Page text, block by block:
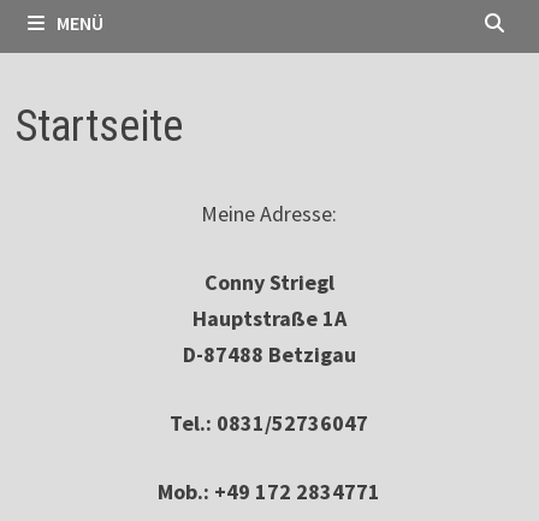
MENÜ
Startseite
Meine Adresse:
Conny Striegl
Hauptstraße 1A
D-87488 Betzigau
Tel.: 0831/52736047
Mob.: +49 172 2834771